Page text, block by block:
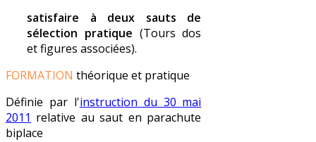
satisfaire à deux sauts de
sélection pratique (Tours dos
et figures associées).
FORMATION théorique et pratique
Définie par l'instruction du 30 mai
2011 relative au saut en parachute
biplace